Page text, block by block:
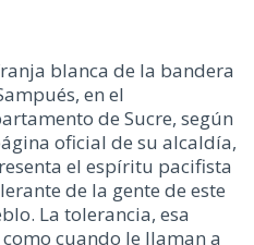
blanca de la bandera
en el
de Sucre, según
oficial de su alcaldía,
el espíritu pacifista
de la gente de este
La tolerancia, esa
cuando le llaman a